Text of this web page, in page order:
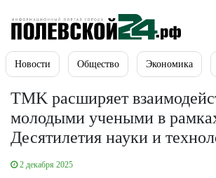
Новости Общество Экономика
TMK расширяет
молодыми учеными в
Десятилетия науки и
2 декабря 2025